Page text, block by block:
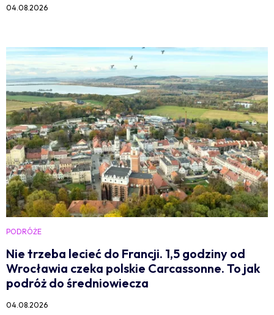
04.08.2026
PODRÓŻE
Nie trzeba lecieć do Francji. 1,5 godziny od
Wrocławia czeka polskie Carcassonne. To jak
podróż do średniowiecza
04.08.2026